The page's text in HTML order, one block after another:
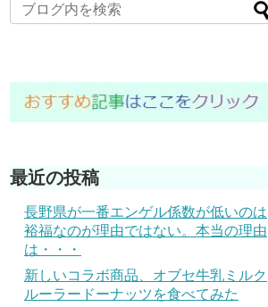
最近の投稿
長野県が一番エンゲル係数が低いのは
裕福なのが理由ではない。本当の理由
は・・・
新しいコラボ商品、オブセ牛乳ミルク
ルーラードーナッツを食べてみた